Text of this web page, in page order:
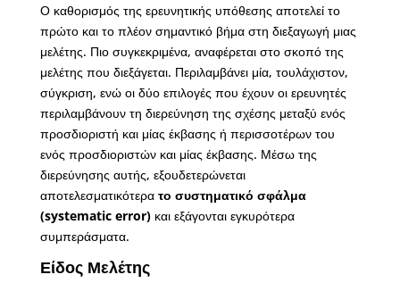
Ο καθορισμός της ερευνητικής υπόθεσης αποτελεί το
πρώτο και το πλέον σημαντικό βήμα στη διεξαγωγή μιας
μελέτης. Πιο συγκεκριμένα, αναφέρεται στο σκοπό της
μελέτης που διεξάγεται. Περιλαμβάνει μία, τουλάχιστον,
σύγκριση, ενώ οι δύο επιλογές που έχουν οι ερευνητές
περιλαμβάνουν τη διερεύνηση της σχέσης μεταξύ ενός
προσδιοριστή και μίας έκβασης ή περισσοτέρων του
ενός προσδιοριστών και μίας έκβασης. Μέσω της
διερεύνησης αυτής, εξουδετερώνεται
αποτελεσματικότερα το συστηματικό σφάλμα
(systematic error)και εξάγονται εγκυρότερα
συμπεράσματα.
Είδος Μελέτης